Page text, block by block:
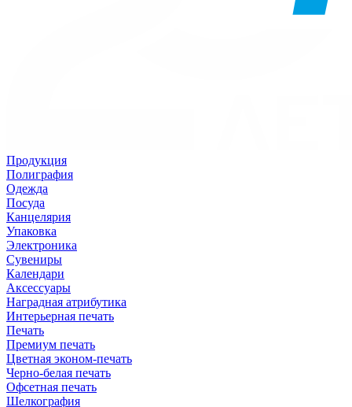
Продукция
Полиграфия
Одежда
Посуда
Канцелярия
Упаковка
Электроника
Сувениры
Календари
Аксессуары
Наградная атрибутика
Интерьерная печать
Печать
Премиум печать
Цветная эконом-печать
Черно-белая печать
Офсетная печать
Шелкография